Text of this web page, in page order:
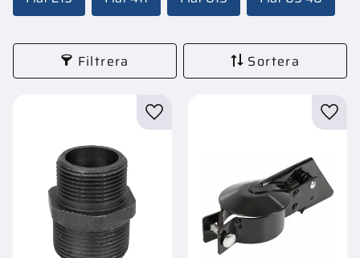
Filtrera Sortera
Lägg till i favoriter